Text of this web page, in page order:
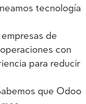
tecnología
de
con
para reducir
que Odoo